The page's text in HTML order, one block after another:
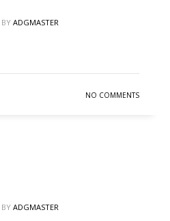
BY ADGMASTER
NO COMMENTS
BY ADGMASTER